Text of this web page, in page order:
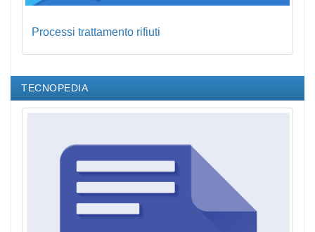
Processi trattamento rifiuti
TECNOPEDIA